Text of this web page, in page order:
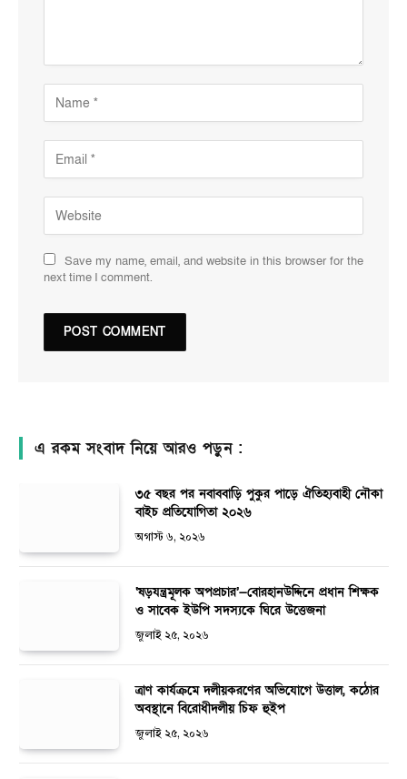
Save my name, email, and website in this browser for the
next time I comment.
এ রকম সংবাদ নিয়ে আরও পড়ুন :
৩৫ বছর পর নবাববাড়ি পুকুর পাড়ে ঐতিহ্যবাহী নৌকা
বাইচ প্রতিযোগিতা ২০২৬
অগাস্ট ৬, ২০২৬
‘ষড়যন্ত্রমূলক অপপ্রচার’—বোরহানউদ্দিনে প্রধান শিক্ষক
ও সাবেক ইউপি সদস্যকে ঘিরে উত্তেজনা
জুলাই ২৫, ২০২৬
ত্রাণ কার্যক্রমে দলীয়করণের অভিযোগে উত্তাল, কঠোর
অবস্থানে বিরোধীদলীয় চিফ হুইপ
জুলাই ২৫, ২০২৬